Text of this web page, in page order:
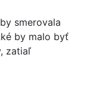
smerovala
by malo byť
zatiaľ